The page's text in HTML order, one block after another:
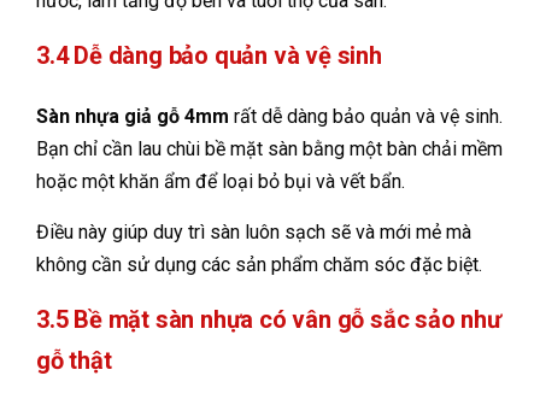
3.4 Dễ dàng bảo quản và vệ sinh
Sàn nhựa giả gỗ 4mm rất dễ dàng bảo quản và vệ sinh.
Bạn chỉ cần lau chùi bề mặt sàn bằng một bàn chải mềm
hoặc một khăn ẩm để loại bỏ bụi và vết bẩn.
Điều này giúp duy trì sàn luôn sạch sẽ và mới mẻ mà
không cần sử dụng các sản phẩm chăm sóc đặc biệt.
3.5 Bề mặt sàn nhựa có vân gỗ sắc sảo như
gỗ thật